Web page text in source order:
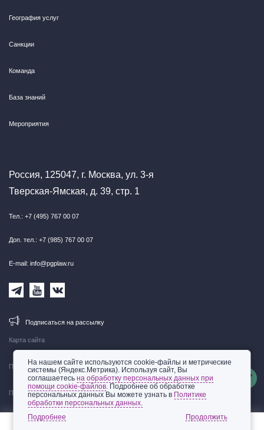
Карта сайта
Правовая информация
Политика обработки персональных данных
География услуг
Санкции
Команда
База знаний
Мероприятия
Россия, 125047, г. Москва, ул. 3-я
Тверская-Ямская, д. 39, стр. 1
Тел.: +7 (495) 767 00 07
Доп. тел.: +7 (985) 767 00 07
E-mail: info@pgplaw.ru
Подписаться на рассылку
© 2002-2026 ООО «Пепеляев Групп»
На нашем сайте используются cookie-файлы и метрические
системы (Яндекс.Метрика). Используя сайт, Вы
соглашаетесьна обработку персональных данных при
помощи cookie-файлов. Подробнее об обработке
персональных данных Вы можете узнать в Политике
обработки персональных данных.
Подробнее